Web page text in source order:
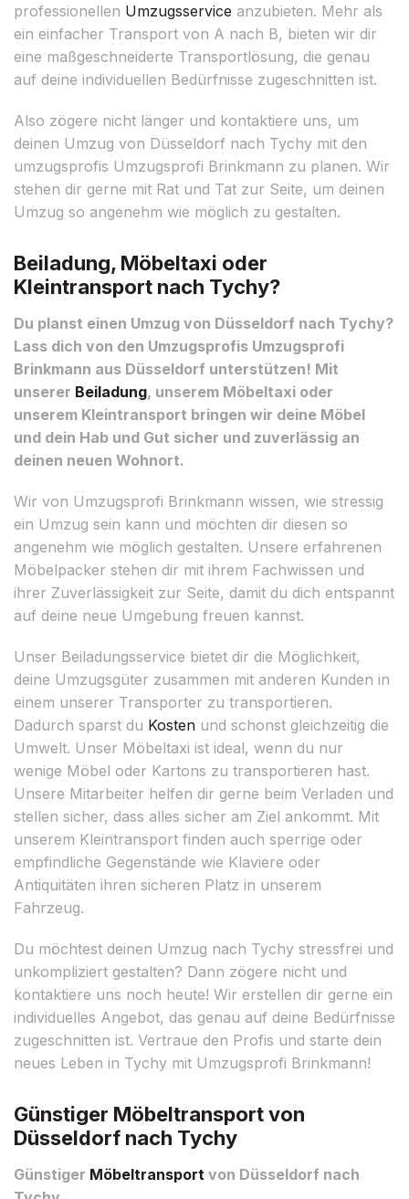
professionellen Umzugsservice anzubieten. Mehr als
ein einfacher Transport von A nach B, bieten wir dir
eine maßgeschneiderte Transportlösung, die genau
auf deine individuellen Bedürfnisse zugeschnitten ist.
Also zögere nicht länger und kontaktiere uns, um
deinen Umzug von Düsseldorf nach Tychy mit den
umzugsprofis Umzugsprofi Brinkmann zu planen. Wir
stehen dir gerne mit Rat und Tat zur Seite, um deinen
Umzug so angenehm wie möglich zu gestalten.
Beiladung, Möbeltaxi oder
Kleintransport nach Tychy?
Du planst einen Umzug von Düsseldorf nach Tychy?
Lass dich von den Umzugsprofis Umzugsprofi
Brinkmann aus Düsseldorf unterstützen! Mit
unserer Beiladung, unserem Möbeltaxi oder
unserem Kleintransport bringen wir deine Möbel
und dein Hab und Gut sicher und zuverlässig an
deinen neuen Wohnort.
Wir von Umzugsprofi Brinkmann wissen, wie stressig
ein Umzug sein kann und möchten dir diesen so
angenehm wie möglich gestalten. Unsere erfahrenen
Möbelpacker stehen dir mit ihrem Fachwissen und
ihrer Zuverlässigkeit zur Seite, damit du dich entspannt
auf deine neue Umgebung freuen kannst.
Unser Beiladungsservice bietet dir die Möglichkeit,
deine Umzugsgüter zusammen mit anderen Kunden in
einem unserer Transporter zu transportieren.
Dadurch sparst du Kosten und schonst gleichzeitig die
Umwelt. Unser Möbeltaxi ist ideal, wenn du nur
wenige Möbel oder Kartons zu transportieren hast.
Unsere Mitarbeiter helfen dir gerne beim Verladen und
stellen sicher, dass alles sicher am Ziel ankommt. Mit
unserem Kleintransport finden auch sperrige oder
empfindliche Gegenstände wie Klaviere oder
Antiquitäten ihren sicheren Platz in unserem
Fahrzeug.
Du möchtest deinen Umzug nach Tychy stressfrei und
unkompliziert gestalten? Dann zögere nicht und
kontaktiere uns noch heute! Wir erstellen dir gerne ein
individuelles Angebot, das genau auf deine Bedürfnisse
zugeschnitten ist. Vertraue den Profis und starte dein
neues Leben in Tychy mit Umzugsprofi Brinkmann!
Günstiger Möbeltransport von
Düsseldorf nach Tychy
Günstiger Möbeltransport von Düsseldorf nach